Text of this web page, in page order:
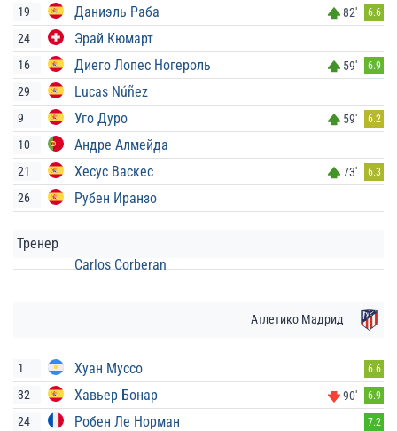
19 Даниэль Раба 82' 6.6
24 Эрай Кюмарт
16 Диего Лопес Ногероль 59' 6.9
29 Lucas Núñez
9 Уго Дуро 59' 6.2
10 Андре Алмейда
21 Хесус Васкес 73' 6.3
26 Рубен Иранзо
Тренер
Carlos Corberan
Атлетико Мадрид
1 Хуан Муссо 6.6
32 Хавьер Бонар 90' 6.9
24 Робен Ле Норман 7.2